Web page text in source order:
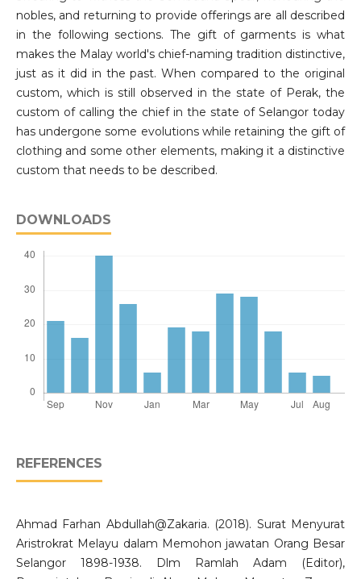
nobles, and returning to provide offerings are all described
in the following sections. The gift of garments is what
makes the Malay world's chief-naming tradition distinctive,
just as it did in the past. When compared to the original
custom, which is still observed in the state of Perak, the
custom of calling the chief in the state of Selangor today
has undergone some evolutions while retaining the gift of
clothing and some other elements, making it a distinctive
custom that needs to be described.
DOWNLOADS
REFERENCES
Ahmad Farhan Abdullah@Zakaria. (2018). Surat Menyurat
Aristrokrat Melayu dalam Memohon jawatan Orang Besar
Selangor 1898-1938. Dlm Ramlah Adam (Editor),